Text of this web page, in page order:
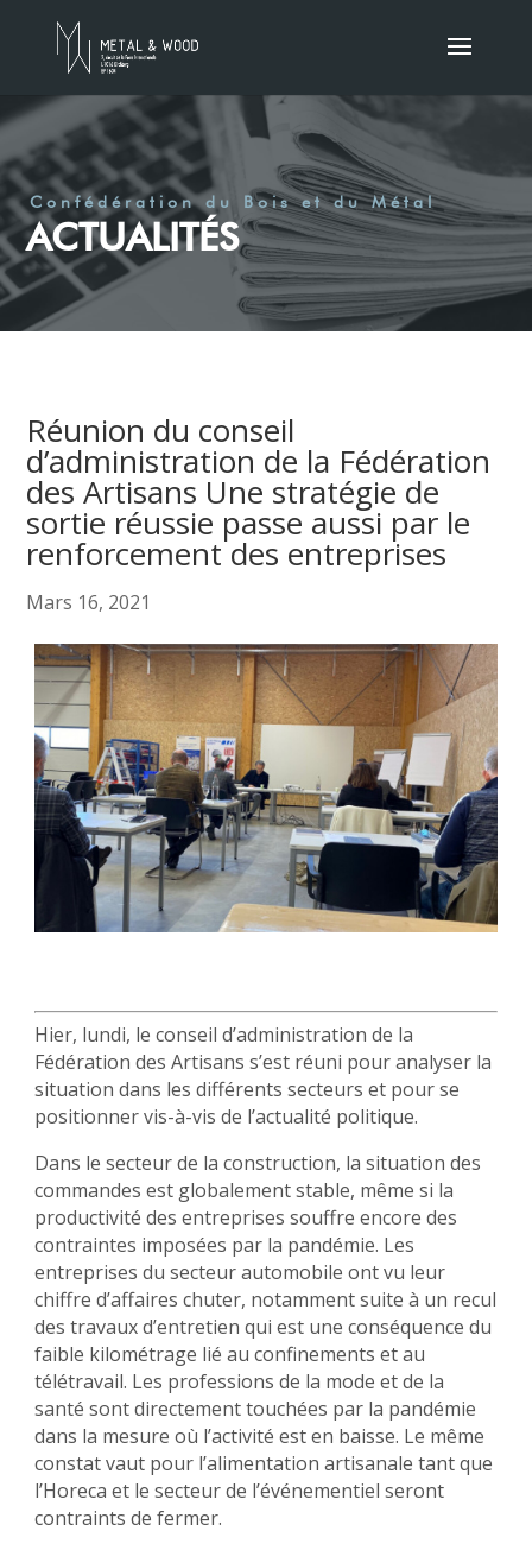
Confédération du Bois et du Métal
ACTUALITÉS
Réunion du conseil
d’administration de la Fédération
des Artisans Une stratégie de
sortie réussie passe aussi par le
renforcement des entreprises
Mars 16, 2021
Hier, lundi, le conseil d’administration de la
Fédération des Artisans s’est réuni pour analyser la
situation dans les différents secteurs et pour se
positionner vis-à-vis de l’actualité politique.
Dans le secteur de la construction, la situation des
commandes est globalement stable, même si la
productivité des entreprises souffre encore des
contraintes imposées par la pandémie. Les
entreprises du secteur automobile ont vu leur
chiffre d’affaires chuter, notamment suite à un recul
des travaux d’entretien qui est une conséquence du
faible kilométrage lié au confinements et au
télétravail. Les professions de la mode et de la
santé sont directement touchées par la pandémie
dans la mesure où l’activité est en baisse. Le même
constat vaut pour l’alimentation artisanale tant que
l’Horeca et le secteur de l’événementiel seront
contraints de fermer.